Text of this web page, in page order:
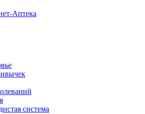
Аптека
система